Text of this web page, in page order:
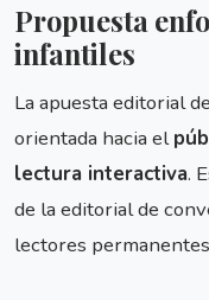
Propuesta
infantiles
La apuesta editorial
orientada hacia el
lectura interactiva.
de la editorial de
lectores